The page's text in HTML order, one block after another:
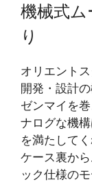
機械式ム
り
オリエント
開発・設計
ゼンマイを
ナログな機
を満たしてく
ケース裏か
ック仕様の